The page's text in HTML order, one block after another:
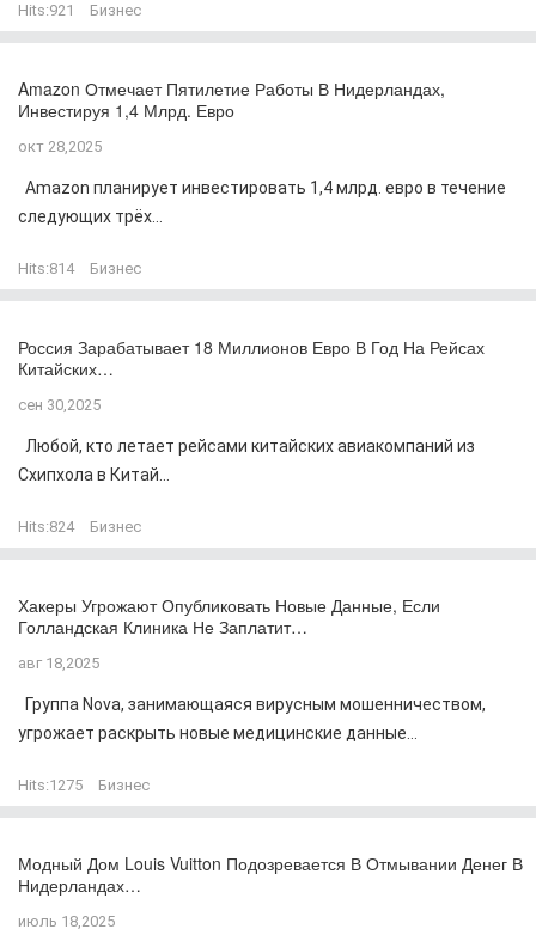
Hits:921 Бизнес
Amazon Отмечает Пятилетие Работы В Нидерландах,
Инвестируя 1,4 Млрд. Евро
окт 28,2025
Amazon планирует инвестировать 1,4 млрд. евро в течение
следующих трёх...
Hits:814 Бизнес
Россия Зарабатывает 18 Миллионов Евро В Год На Рейсах
Китайских…
сен 30,2025
Любой, кто летает рейсами китайских авиакомпаний из
Схипхола в Китай...
Hits:824 Бизнес
Хакеры Угрожают Опубликовать Новые Данные, Если
Голландская Клиника Не Заплатит…
авг 18,2025
Группа Nova, занимающаяся вирусным мошенничеством,
угрожает раскрыть новые медицинские данные...
Hits:1275 Бизнес
Модный Дом Louis Vuitton Подозревается В Отмывании Денег В
Нидерландах…
июль 18,2025